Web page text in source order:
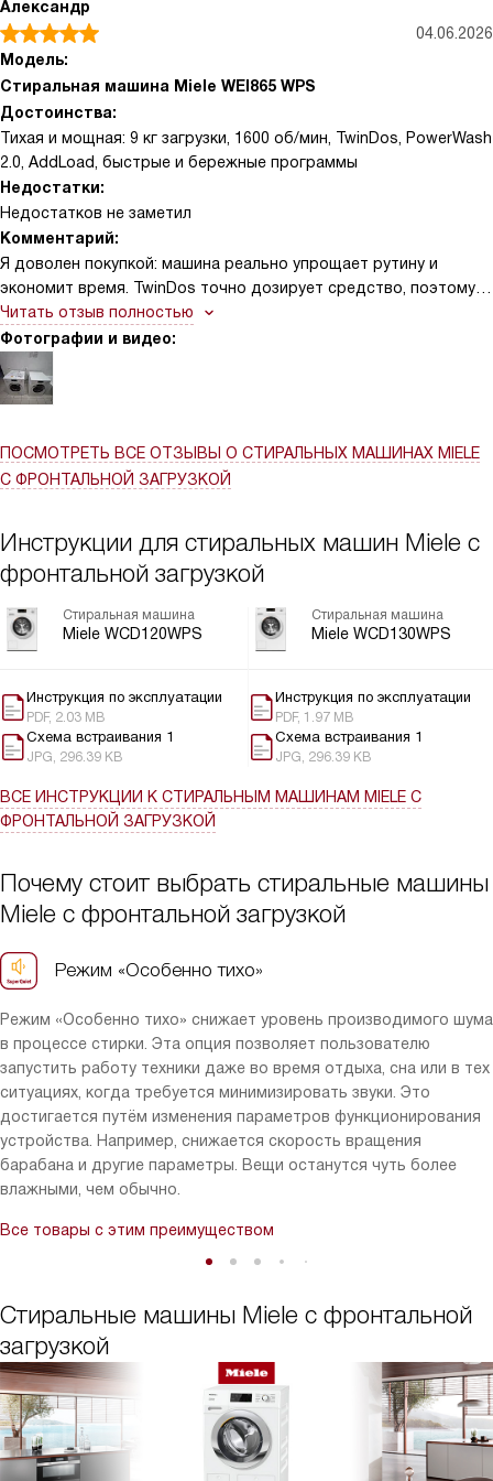
средства экономит расход и избавляет от лишних замеров, а
отдельные капсулы для деликатных типов вещей дают
уверенность, что не передержу с интенсивностью. Шум при
отжиме заметно ниже, чем у старой машины, поэтому можно
запускать даже ночью. Панель управления интуитивная —
легко выбрать режим, есть подсказки по настройкам и
индикаторы времени до окончания. Объём барабана
позволяет стирать большие вещи, но при этом конструкция
отверстий и материал барабана бережно относится к ткани.
Александр
04.06.2026
Модель:
Стиральная машина Miele WEI865 WPS
Достоинства:
Тихая и мощная: 9 кг загрузки, 1600 об/мин, TwinDos, PowerWash
2.0, AddLoad, быстрые и бережные программы
Недостатки:
Недостатков не заметил
Комментарий:
Я доволен покупкой: машина реально упрощает рутину и
экономит время. TwinDos точно дозирует средство, поэтому
бельё всегда чистое, а расход меньше. Быстрые программы и
PowerWash 2.0 справляются с пятнами, а режим 20° хорошо
бережёт цвет. Возможность докладывать вещи AddLoad
выручала не раз! Деликатные режимы аккуратно обращаются с
тонкими тканями и шерстью. DirectSensor понятен, подсветка
тихо, контроль дисбаланса и защита от протечек внушают
уверенность. В целом — удобный и надёжный прибор
Читать отзыв полностью
Фотографии и видео:
ПОСМОТРЕТЬ ВСЕ ОТЗЫВЫ О СТИРАЛЬНЫХ МАШИНАХ MIELE
С ФРОНТАЛЬНОЙ ЗАГРУЗКОЙ
Инструкции для стиральных машин Miele с
фронтальной загрузкой
Стиральная машина
Miele WCD120WPS
Инструкция по эксплуатации
PDF, 2.03 MB
Схема встраивания 1
JPG, 296.39 KB
Стиральная машина
Miele WCD130WPS
Инструкция по эксплуатации
PDF, 1.97 MB
Схема встраивания 1
JPG, 296.39 KB
ВСЕ ИНСТРУКЦИИ К СТИРАЛЬНЫМ МАШИНАМ MIELE С
ФРОНТАЛЬНОЙ ЗАГРУЗКОЙ
Почему стоит выбрать стиральные машины
Miele с фронтальной загрузкой
Режим «Особенно тихо»
Режим «Особенно тихо» снижает уровень производимого шума
в процессе стирки. Эта опция позволяет пользователю
запустить работу техники даже во время отдыха, сна или в тех
ситуациях, когда требуется минимизировать звуки. Это
достигается путём изменения параметров функционирования
устройства. Например, снижается скорость вращения
барабана и другие параметры. Вещи останутся чуть более
влажными, чем обычно.
Все товары с этим преимуществом
Стиральные машины Miele с фронтальной
загрузкой